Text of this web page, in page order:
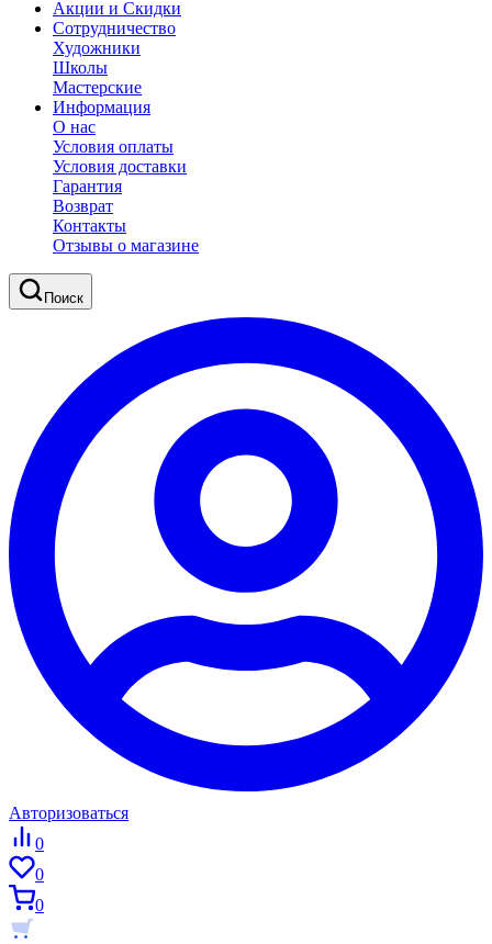
Акции и Скидки
Сотрудничество
Художники
Школы
Мастерские
Информация
О нас
Условия оплаты
Условия доставки
Гарантия
Возврат
Контакты
Отзывы о магазине
Поиск
Авторизоваться
0
0
0